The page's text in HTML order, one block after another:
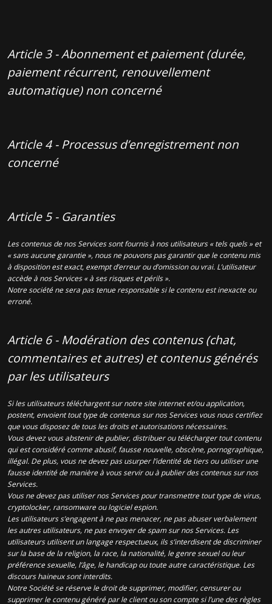
Article 3 - Abonnement et paiement (durée,
paiement récurrent, renouvellement
automatique) non concerné
Article 4 - Processus d’enregistrement non
concerné
Article 5 - Garanties
Les contenus de nos Services sont fournis à nos utilisateurs « tels quels » et
« sans aucune garantie », nous ne pouvons pas garantir que le contenu mis
à disposition est exact, exempt d’erreur ou d’omission ou vrai. L’utilisateur
accède à nos Services « à ses risques et périls ».
Notre société ne sera pas tenue responsable si le contenu est inexacte ou
erroné.
Article 6 - Modération des contenus (chat,
commentaires et autres) et contenus générés
par les utilisateurs
Si les utilisateurs téléchargent sur notre site internet et/ou application,
postent, envoient tout type de contenus sur nos Services vous nous certifiez
que vous disposez de tous les droits et autorisations nécessaires.
Vous devez vous abstenir de publier, distribuer ou télécharger tout contenu
qui est considéré comme abusif, fausse nouvelle, obscène, pornographique,
illégal. De plus, vous ne devez pas usurper l’identité de tiers ou utiliser une
fausse identité de manière à vous servir ou à publier des contenus sur nos
Services.
Vous ne devez pas utiliser nos Services pour transmettre tout type de virus,
cryptolocker, ransomware ou logiciel espion.
Les utilisateurs s’engagent à ne pas menacer, ne pas abuser verbalement
les autres utilisateurs, ne pas envoyer de spam sur nos Services. Les
utilisateurs utilisent un langage respectueux, ils s’interdisent de discriminer
sur la base de la religion, la race, la nationalité, le genre sexuel ou leur
préférence sexuelle, l’âge, le handicap ou toute autre caractéristique. Les
discours haineux sont interdits.
Notre Société se réserve le droit de supprimer, modifier, censurer ou
supprimer le contenu généré par le client ou son compte si l’une des règles